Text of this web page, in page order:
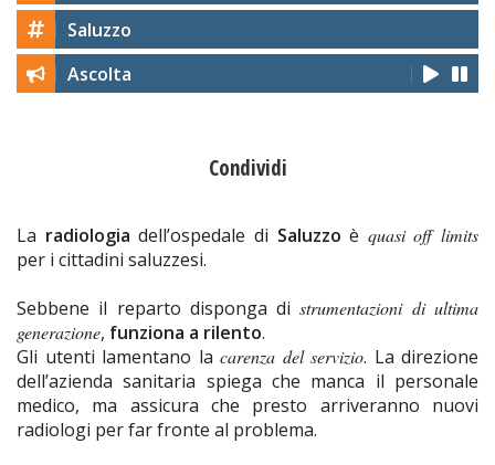
Saluzzo
Ascolta
Condividi
La radiologiadell’ospedale di Saluzzoè quasi off limits
per i cittadini saluzzesi.
Sebbene il reparto disponga distrumentazioni di ultima
generazione, funziona a rilento.
Gli utenti lamentano la carenza del servizio. La direzione
dell’azienda sanitaria spiega che manca il personale
medico, ma assicura che presto arriveranno nuovi
radiologi per far fronte al problema.